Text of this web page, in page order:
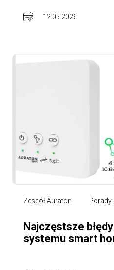
12.05.2026
Zespół Auraton Porady
Najczęstsze
systemu smart